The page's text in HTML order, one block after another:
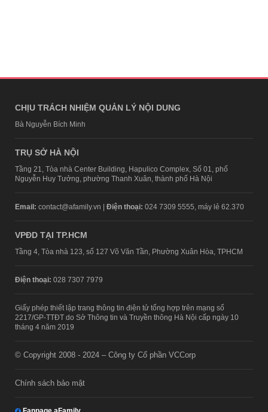
CHỊU TRÁCH NHIỆM QUẢN LÝ NỘI DUNG
Bà Nguyễn Bích Minh
TRỤ SỞ HÀ NỘI
Tầng 21, Tòa nhà Center Building, Hapulico Complex, Số 01, phố
Nguyễn Huy Tưởng, phường Thanh Xuân, thành phố Hà Nội
Email: contact@afamily.vn | Điện thoại: 024 7309 5555, máy lẻ 62.370
VPĐD TẠI TP.HCM
Tầng 4, Tòa nhà 123, số 127 Võ Văn Tần, Phường Xuân Hòa, TPHCM
Điện thoại: 028 7307 7979
Giấy phép thiết lập trang thông tin điện tử tổng hợp trên mạng số
2217/GP-TTĐT do Sở Thông tin và Truyền thông Hà Nội cấp ngày 10
tháng 4 năm 2019
© Copyright 2008 - 2024 – Công ty Cổ phần VCCorp
Chính sách bảo mật